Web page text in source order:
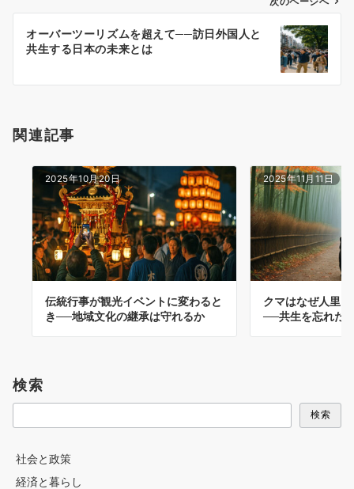
ン
オーバーツーリズムを超えて──訪日外国人と
共生する日本の未来とは
関連記事
2025年10月20日
伝統行事が観光イベントに変わると
き──地域文化の継承は守れるか
2025年11月11日
クマはなぜ人里
──共生を忘れた
検索
検索
社会と政策
経済と暮らし